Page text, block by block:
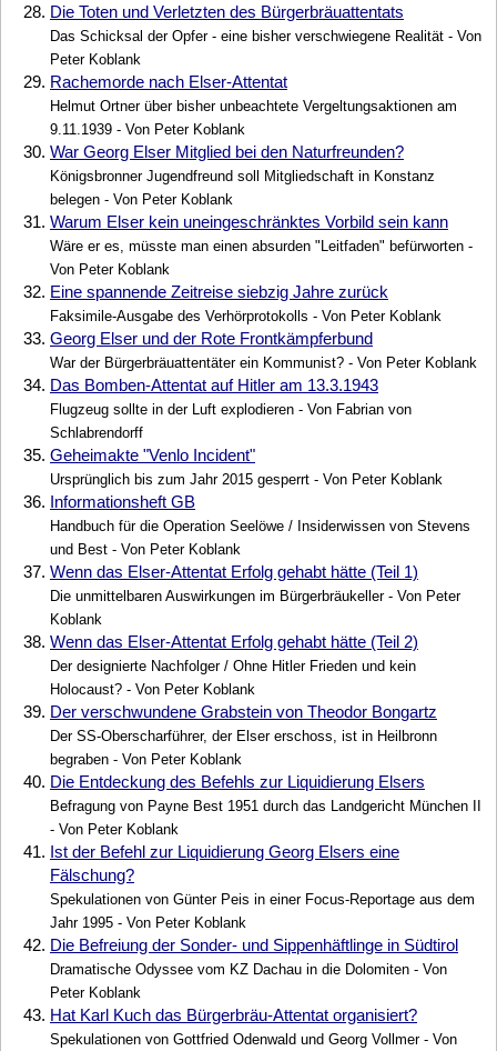
28. Die Toten und Verletzten des Bürgerbräuattentats
Das Schicksal der Opfer - eine bisher verschwiegene Realität - Von
Peter Koblank
29. Rachemorde nach Elser-Attentat
Helmut Ortner über bisher unbeachtete Vergeltungsaktionen am
9.11.1939 - Von Peter Koblank
30. War Georg Elser Mitglied bei den Naturfreunden?
Königsbronner Jugendfreund soll Mitgliedschaft in Konstanz
belegen - Von Peter Koblank
31. Warum Elser kein uneingeschränktes Vorbild sein kann
Wäre er es, müsste man einen absurden "Leitfaden" befürworten -
Von Peter Koblank
32. Eine spannende Zeitreise siebzig Jahre zurück
Faksimile-Ausgabe des Verhörprotokolls - Von Peter Koblank
33. Georg Elser und der Rote Frontkämpferbund
War der Bürgerbräuattentäter ein Kommunist? - Von Peter Koblank
34. Das Bomben-Attentat auf Hitler am 13.3.1943
Flugzeug sollte in der Luft explodieren - Von Fabrian von
Schlabrendorff
35. Geheimakte "Venlo Incident"
Ursprünglich bis zum Jahr 2015 gesperrt - Von Peter Koblank
36. Informationsheft GB
Handbuch für die Operation Seelöwe / Insiderwissen von Stevens
und Best - Von Peter Koblank
37. Wenn das Elser-Attentat Erfolg gehabt hätte (Teil 1)
Die unmittelbaren Auswirkungen im Bürgerbräukeller - Von Peter
Koblank
38. Wenn das Elser-Attentat Erfolg gehabt hätte (Teil 2)
Der designierte Nachfolger / Ohne Hitler Frieden und kein
Holocaust? - Von Peter Koblank
39. Der verschwundene Grabstein von Theodor Bongartz
Der SS-Oberscharführer, der Elser erschoss, ist in Heilbronn
begraben - Von Peter Koblank
40. Die Entdeckung des Befehls zur Liquidierung Elsers
Befragung von Payne Best 1951 durch das Landgericht München II
- Von Peter Koblank
41. Ist der Befehl zur Liquidierung Georg Elsers eine
Fälschung?
Spekulationen von Günter Peis in einer Focus-Reportage aus dem
Jahr 1995 - Von Peter Koblank
42. Die Befreiung der Sonder- und Sippenhäftlinge in Südtirol
Dramatische Odyssee vom KZ Dachau in die Dolomiten - Von
Peter Koblank
43. Hat Karl Kuch das Bürgerbräu-Attentat organisiert?
Spekulationen von Gottfried Odenwald und Georg Vollmer - Von